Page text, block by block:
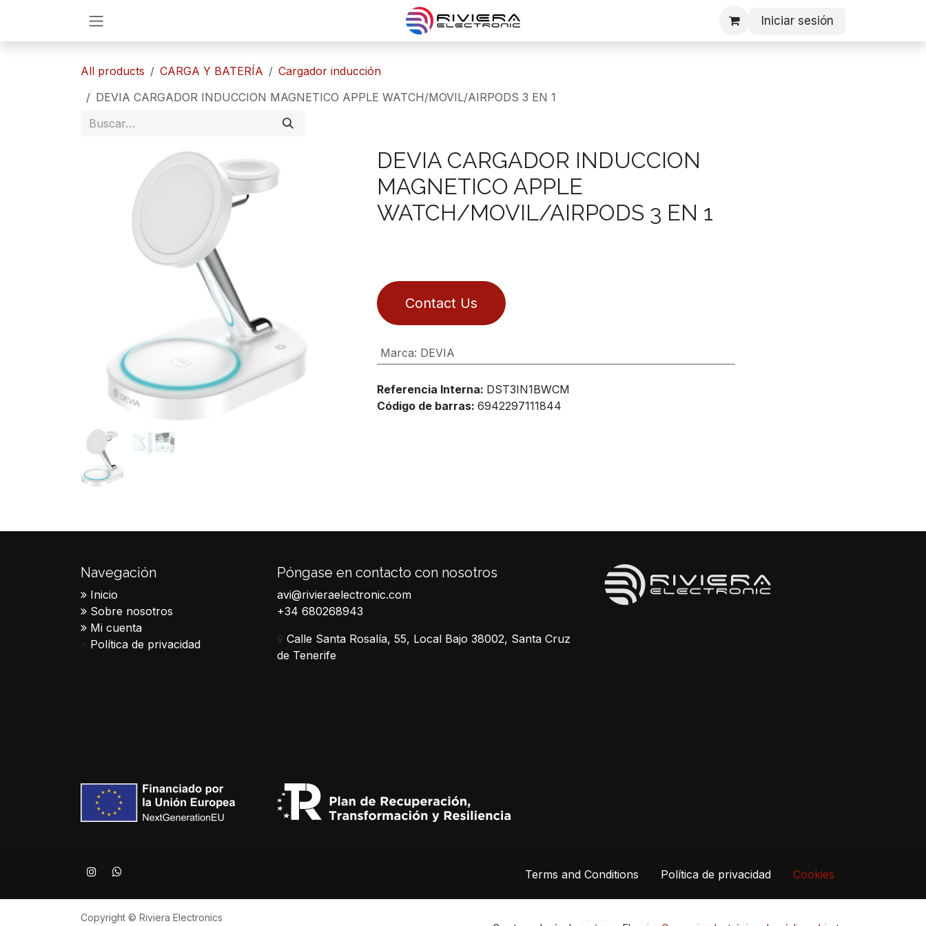
Iniciar sesión
All products CARGA Y BATERÍA
​​Cargador inducción
DEVIA CARGADOR INDUCCION MAGNETICO APPLE WATCH/MOVIL/AIRPODS 3 EN 1
DEVIA CARGADOR INDUCCION
MAGNETICO APPLE
WATCH/MOVIL/AIRPODS 3 EN 1
Contact Us
Marca: DEVIA
Referencia Interna: DST3IN1BWCM
Código de barras: 6942297111844
Navegación
Inicio
Sobre nosotros
Mi cuenta
Política de privacidad
Póngase en contacto con nosotros
avi@rivieraelectronic.com
+34 680268943
Calle Santa Rosalía, 55, Local Bajo 38002, Santa Cruz
de Tenerife
Terms and Conditions Política de privacidad Cookies
Copyright © Riviera Electronics